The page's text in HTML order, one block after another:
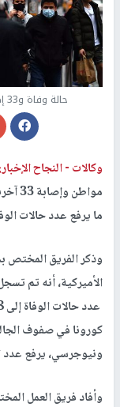
حالة وفاة و33 إصابة جديدة بفيروس كورونا بصفوف جالياتنا
وكالات -النجاح
ما يرفع عدد حالات الوفاة إلى 261، و6171 إصابة،
وذكر الفريق المختص
الأميركية، أنه تم
كورونا في صفوف
ونيوجرسي، يرفع عدد
وأفاد فريق العمل